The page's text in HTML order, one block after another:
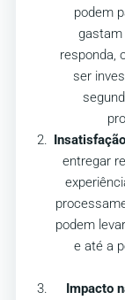
podem
gastam
responda,
ser
entregar
podem
e até a
Impacto